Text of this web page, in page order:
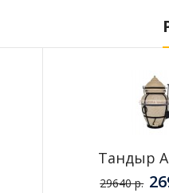
Тандыр
29640 р.